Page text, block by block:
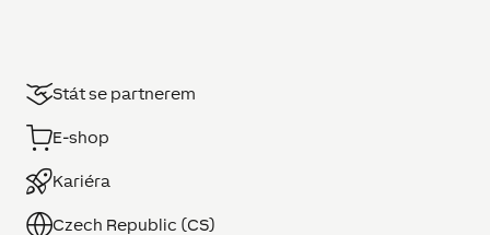
Stát se partnerem
E-shop
Kariéra
Czech Republic (CS)